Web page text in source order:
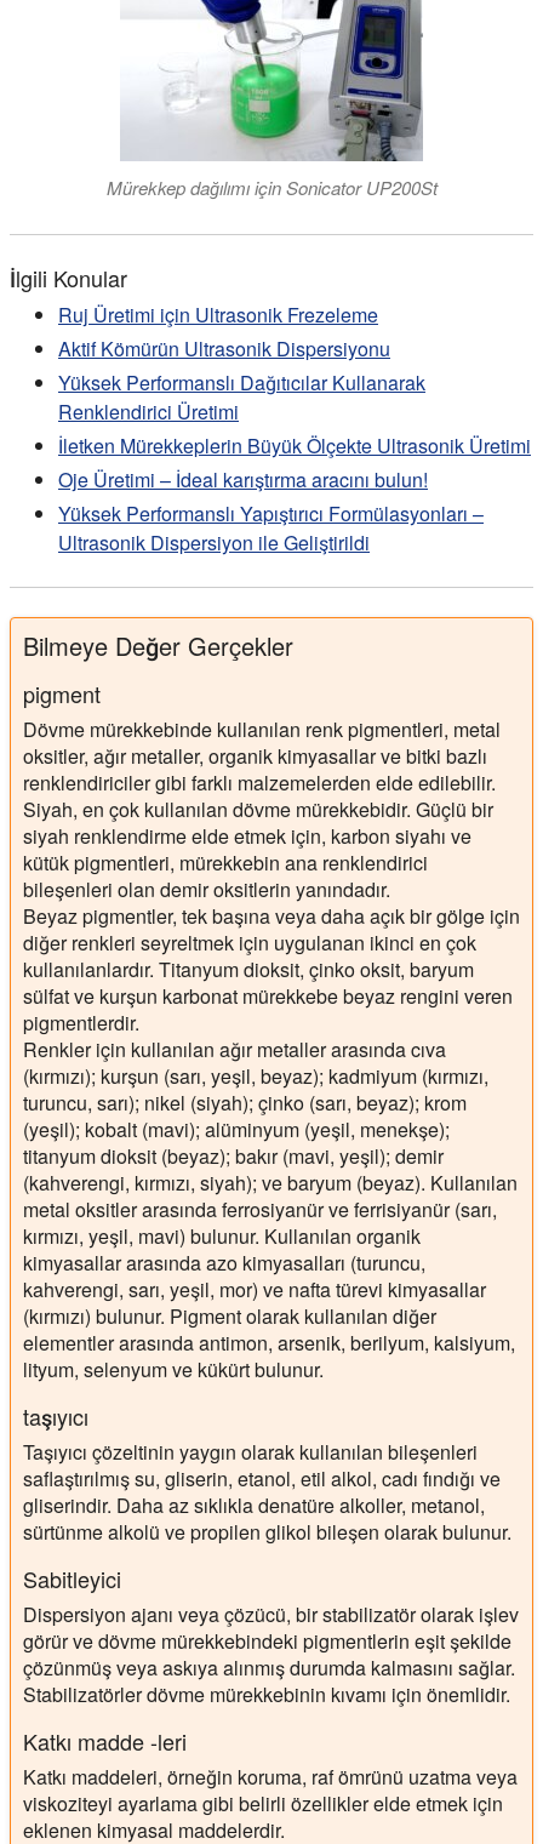
Mürekkep dağılımı için Sonicator UP200St
İlgili Konular
Ruj Üretimi için Ultrasonik Frezeleme
Aktif Kömürün Ultrasonik Dispersiyonu
Yüksek Performanslı Dağıtıcılar Kullanarak
Renklendirici Üretimi
İletken Mürekkeplerin Büyük Ölçekte Ultrasonik Üretimi
Oje Üretimi – İdeal karıştırma aracını bulun!
Yüksek Performanslı Yapıştırıcı Formülasyonları –
Ultrasonik Dispersiyon ile Geliştirildi
Bilmeye Değer Gerçekler
pigment
Dövme mürekkebinde kullanılan renk pigmentleri, metal
oksitler, ağır metaller, organik kimyasallar ve bitki bazlı
renklendiriciler gibi farklı malzemelerden elde edilebilir.
Siyah, en çok kullanılan dövme mürekkebidir. Güçlü bir
siyah renklendirme elde etmek için, karbon siyahı ve
kütük pigmentleri, mürekkebin ana renklendirici
bileşenleri olan demir oksitlerin yanındadır.
Beyaz pigmentler, tek başına veya daha açık bir gölge için
diğer renkleri seyreltmek için uygulanan ikinci en çok
kullanılanlardır. Titanyum dioksit, çinko oksit, baryum
sülfat ve kurşun karbonat mürekkebe beyaz rengini veren
pigmentlerdir.
Renkler için kullanılan ağır metaller arasında cıva
(kırmızı); kurşun (sarı, yeşil, beyaz); kadmiyum (kırmızı,
turuncu, sarı); nikel (siyah); çinko (sarı, beyaz); krom
(yeşil); kobalt (mavi); alüminyum (yeşil, menekşe);
titanyum dioksit (beyaz); bakır (mavi, yeşil); demir
(kahverengi, kırmızı, siyah); ve baryum (beyaz). Kullanılan
metal oksitler arasında ferrosiyanür ve ferrisiyanür (sarı,
kırmızı, yeşil, mavi) bulunur. Kullanılan organik
kimyasallar arasında azo kimyasalları (turuncu,
kahverengi, sarı, yeşil, mor) ve nafta türevi kimyasallar
(kırmızı) bulunur. Pigment olarak kullanılan diğer
elementler arasında antimon, arsenik, berilyum, kalsiyum,
lityum, selenyum ve kükürt bulunur.
taşıyıcı
Taşıyıcı çözeltinin yaygın olarak kullanılan bileşenleri
saflaştırılmış su, gliserin, etanol, etil alkol, cadı fındığı ve
gliserindir. Daha az sıklıkla denatüre alkoller, metanol,
sürtünme alkolü ve propilen glikol bileşen olarak bulunur.
Sabitleyici
Dispersiyon ajanı veya çözücü, bir stabilizatör olarak işlev
görür ve dövme mürekkebindeki pigmentlerin eşit şekilde
çözünmüş veya askıya alınmış durumda kalmasını sağlar.
Stabilizatörler dövme mürekkebinin kıvamı için önemlidir.
Katkı madde -leri
Katkı maddeleri, örneğin koruma, raf ömrünü uzatma veya
viskoziteyi ayarlama gibi belirli özellikler elde etmek için
eklenen kimyasal maddelerdir.